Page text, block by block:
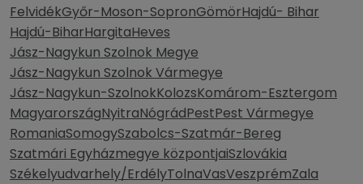
FelvidékGyőr-Moson-SopronGömörHajdú- Bihar
Hajdú-BiharHargitaHeves
Jász-Nagykun Szolnok Megye
Jász-Nagykun Szolnok Vármegye
Jász-Nagykun-SzolnokKolozsKomárom-Esztergom
MagyarországNyitraNógrádPestPest Vármegye
RomaniaSomogySzabolcs-Szatmár-Bereg
Szatmári Egyházmegye központjaiSzlovákia
Székelyudvarhely/ErdélyTolnaVasVeszprémZala